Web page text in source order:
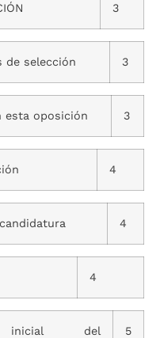
3
de selección 3
esta oposición 3
4
4
4
inicial del
5